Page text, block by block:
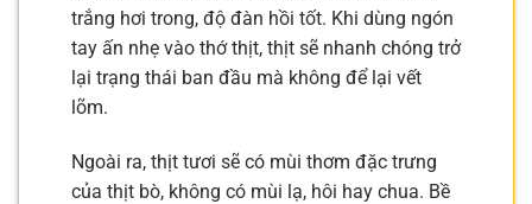
trắng hơi trong, độ đàn hồi tốt. Khi dùng ngón
tay ấn nhẹ vào thớ thịt, thịt sẽ nhanh chóng trở
lại trạng thái ban đầu mà không để lại vết
lõm.
Ngoài ra, thịt tươi sẽ có mùi thơm đặc trưng
của thịt bò, không có mùi lạ, hôi hay chua. Bề